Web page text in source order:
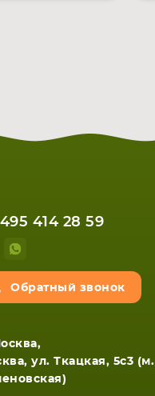
414 28 59
Обратный звонок
ул. Ткацкая, 5с3 (м.